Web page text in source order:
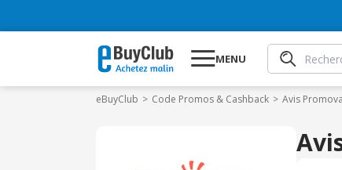
MENU
eBuyClub Code Promos & Cashback Avis